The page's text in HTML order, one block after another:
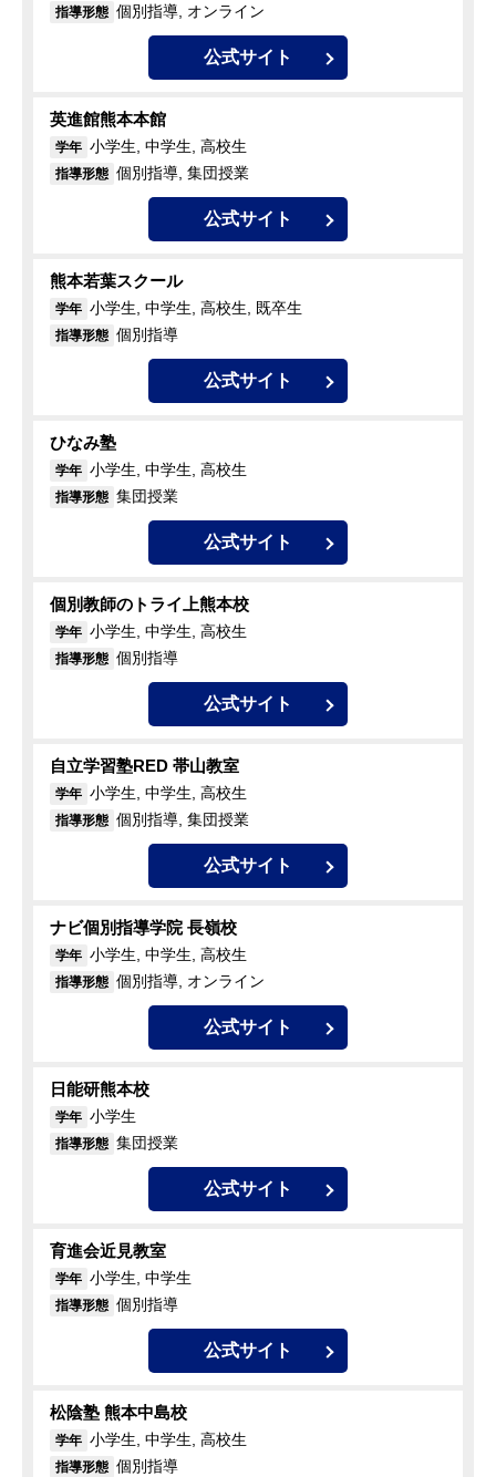
指導形態 個別指導, オンライン
公式サイト
英進館熊本本館
学年 小学生, 中学生, 高校生
指導形態 個別指導, 集団授業
公式サイト
熊本若葉スクール
学年 小学生, 中学生, 高校生, 既卒生
指導形態 個別指導
公式サイト
ひなみ塾
学年 小学生, 中学生, 高校生
指導形態 集団授業
公式サイト
個別教師のトライ上熊本校
学年 小学生, 中学生, 高校生
指導形態 個別指導
公式サイト
自立学習塾RED 帯山教室
学年 小学生, 中学生, 高校生
指導形態 個別指導, 集団授業
公式サイト
ナビ個別指導学院 長嶺校
学年 小学生, 中学生, 高校生
指導形態 個別指導, オンライン
公式サイト
日能研熊本校
学年 小学生
指導形態 集団授業
公式サイト
育進会近見教室
学年 小学生, 中学生
指導形態 個別指導
公式サイト
松陰塾 熊本中島校
学年 小学生, 中学生, 高校生
指導形態 個別指導